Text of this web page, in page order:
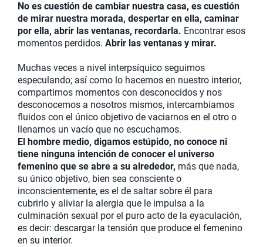
No es cuestión de cambiar nuestra casa, es cuestión
de mirar nuestra morada, despertar en ella, caminar
por ella, abrir las ventanas, recordarla. Encontrar esos
momentos perdidos. Abrir las ventanas y mirar.
Muchas veces a nivel interpsíquico seguimos
especulando; así como lo hacemos en nuestro interior,
compartimos momentos con desconocidos y nos
desconocemos a nosotros mismos, intercambiamos
fluidos con el único objetivo de vaciarnos en el otro o
llenarnos un vacío que no escuchamos.
El hombre medio, digamos estúpido, no conoce ni
tiene ninguna intención de conocer el universo
femenino que se abre a su alrededor, más que nada,
su único objetivo, bien sea consciente o
inconscientemente, es el de saltar sobre él para
cubrirlo y aliviar la alergia que le impulsa a la
culminación sexual por el puro acto de la eyaculación,
es decir: descargar la tensión que produce el femenino
en su interior.